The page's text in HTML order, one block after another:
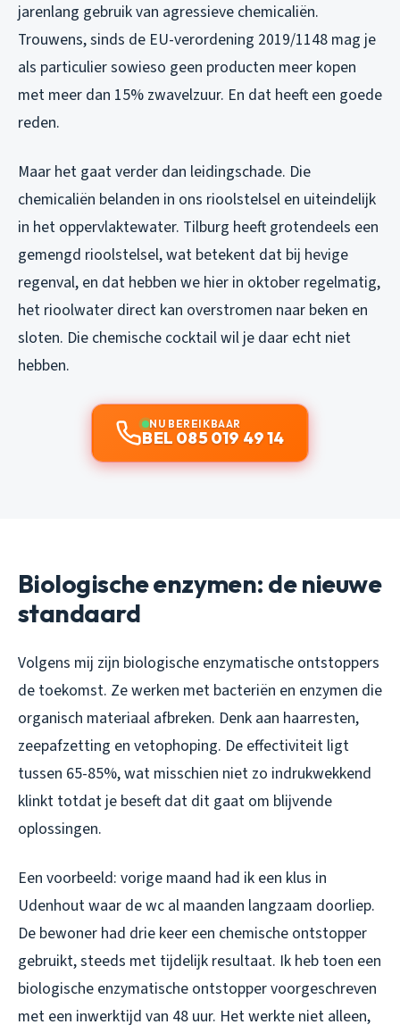
jarenlang gebruik van agressieve chemicaliën.
Trouwens, sinds de EU-verordening 2019/1148 mag je
als particulier sowieso geen producten meer kopen
met meer dan 15% zwavelzuur. En dat heeft een goede
reden.
Maar het gaat verder dan leidingschade. Die
chemicaliën belanden in ons rioolstelsel en uiteindelijk
in het oppervlaktewater. Tilburg heeft grotendeels een
gemengd rioolstelsel, wat betekent dat bij hevige
regenval, en dat hebben we hier in oktober regelmatig,
het rioolwater direct kan overstromen naar beken en
sloten. Die chemische cocktail wil je daar echt niet
hebben.
NU BEREIKBAAR
BEL 085 019 49 14
Biologische enzymen: de nieuwe
standaard
Volgens mij zijn biologische enzymatische ontstoppers
de toekomst. Ze werken met bacteriën en enzymen die
organisch materiaal afbreken. Denk aan haarresten,
zeepafzetting en vetophoping. De effectiviteit ligt
tussen 65-85%, wat misschien niet zo indrukwekkend
klinkt totdat je beseft dat dit gaat om blijvende
oplossingen.
Een voorbeeld: vorige maand had ik een klus in
Udenhout waar de wc al maanden langzaam doorliep.
De bewoner had drie keer een chemische ontstopper
gebruikt, steeds met tijdelijk resultaat. Ik heb toen een
biologische enzymatische ontstopper voorgeschreven
met een inwerktijd van 48 uur. Het werkte niet alleen,